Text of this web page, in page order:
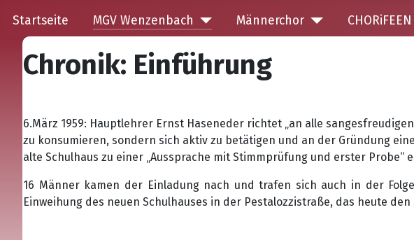
Startseite MGV Wenzenbach Männerchor CHORiFEEN
Chronik: Einführung
6.März 1959: Hauptlehrer Ernst Haseneder richtet „an alle
zu konsumieren, sondern sich aktiv zu betätigen und an der Gründung
alte Schulhaus zu einer „Aussprache mit Stimmprüfung und erster Probe“
16 Männer kamen der Einladung nach und trafen sich auch in der
Einweihung des neuen Schulhauses in der Pestalozzistraße, das heute